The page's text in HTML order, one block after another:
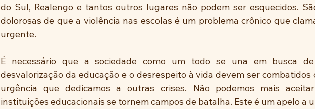
do Sul, Realengo e tantos outros lugares não podem ser esquecidos.
dolorosas de que a violência nas escolas é um problema crônico que
urgente.
É necessário que a sociedade como um todo se una em busca
desvalorização da educação e o desrespeito à vida devem ser combatidos
urgência que dedicamos a outras crises. Não podemos mais
instituições educacionais se tornem campos de batalha. Este é um apelo a